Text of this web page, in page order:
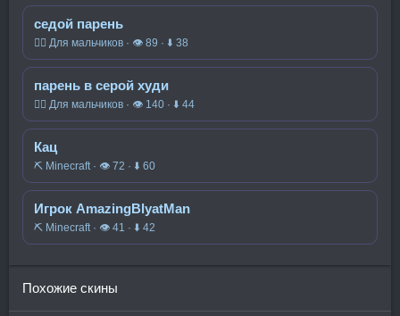
седой парень
🧍‍♂️ Для мальчиков · 👁 89 · ⬇ 38
парень в серой худи
🧍‍♂️ Для мальчиков · 👁 140 · ⬇ 44
Кац
⛏️ Minecraft · 👁 72 · ⬇ 60
Игрок AmazingBlyatMan
⛏️ Minecraft · 👁 41 · ⬇ 42
Похожие скины